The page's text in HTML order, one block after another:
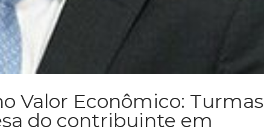
Valor Econômico: Turmas
do contribuinte em